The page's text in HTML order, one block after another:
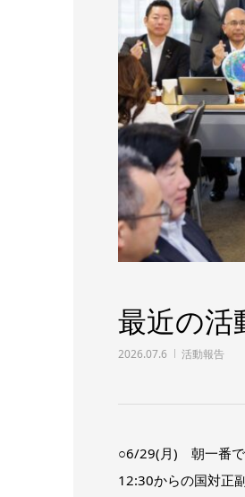
最近の活
2026.07.6 活動報告
○6/29(月) 朝一番で
12:30からの国対正